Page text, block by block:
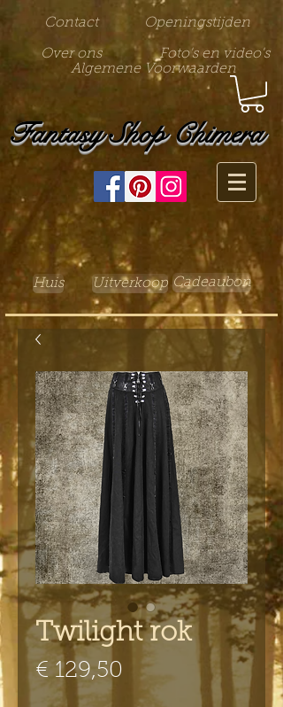
Contact Openingstijden
Over ons
Foto's en video's
Algemene Voorwaarden
Fantasy Shop Chimera
Huis Uitverkoop Cadeaubon
Twilight rok
€ 129,50 Prijs